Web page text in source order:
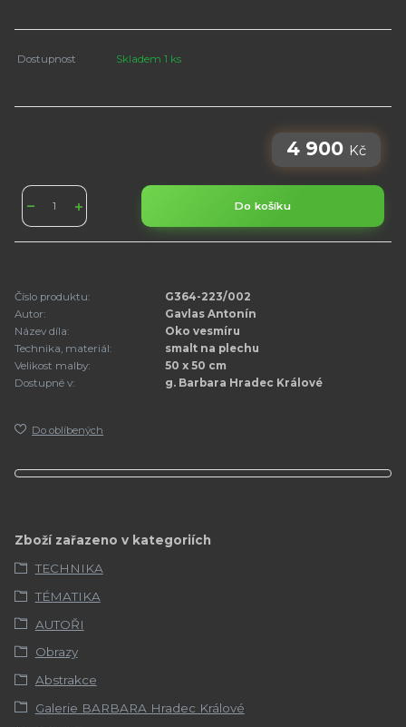
Dostupnost Skladem 1 ks
4 900 Kč
Do košíku
Číslo produktu:
G364-223/002
Autor:
Gavlas Antonín
Název díla:
Oko vesmíru
Technika, materiál:
smalt na plechu
Velikost malby:
50 x 50 cm
Dostupné v:
g. Barbara Hradec Králové
Do oblíbených
Zboží zařazeno v kategoriích
TECHNIKA
TÉMATIKA
AUTOŘI
Obrazy
Abstrakce
Galerie BARBARA Hradec Králové